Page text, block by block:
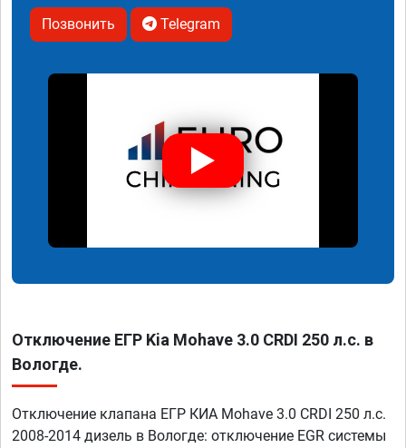
Позвонить Telegram
Отключение ЕГР Kia Mohave 3.0 CRDI 250 л.с. в
Вологде.
Отключение клапана ЕГР КИА Mohave 3.0 CRDI 250 л.с.
2008-2014 дизель в Вологде: отключение EGR системы